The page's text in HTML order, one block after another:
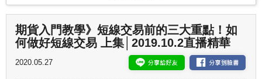
期貨入門教學》短線交易前的三大重點！如
何做好短線交易 上集│2019.10.2直播精華
2020.05.27